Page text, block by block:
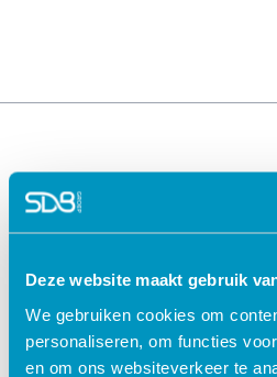
Deze website maakt gebruik
We gebruiken cookies om
personaliseren, om functies
en om ons websiteverkeer te
Oplossingen voor de
zorg